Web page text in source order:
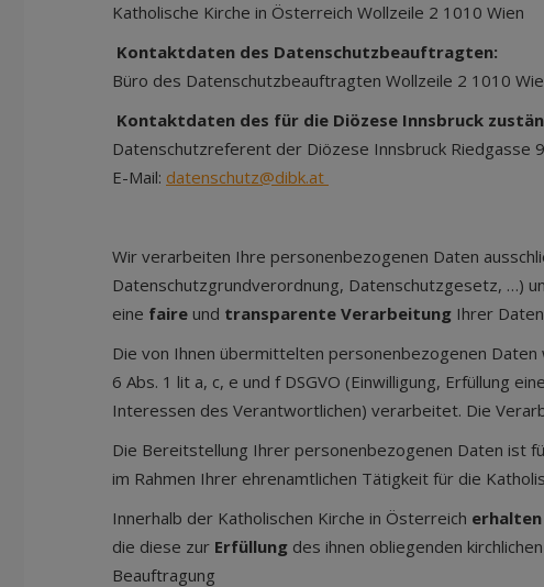
Katholische Kirche in Österreich Wollzeile 2 1010 Wien
Kontaktdaten des Datenschutzbeauftragten:
Büro des Datenschutzbeauftragten Wollzeile 2 1010
Kontaktdaten des für die Diözese Innsbruck
Datenschutzreferent der Diözese Innsbruck Riedgasse
E-Mail: datenschutz@dibk.at
Wir verarbeiten Ihre personenbezogenen Daten
Datenschutzgrundverordnung, Datenschutzgesetz, …)
eine faire und transparente Verarbeitung Ihrer
Die von Ihnen übermittelten personenbezogenen Daten
6 Abs. 1 lit a, c, e und f DSGVO (Einwilligung, Erfüllung
Interessen des Verantwortlichen) verarbeitet. Die
Die Bereitstellung Ihrer personenbezogenen Daten ist
im Rahmen Ihrer ehrenamtlichen Tätigkeit für die
Innerhalb der Katholischen Kirche in Österreich erhalten
die diese zur Erfüllung des ihnen obliegenden
Beauftragung